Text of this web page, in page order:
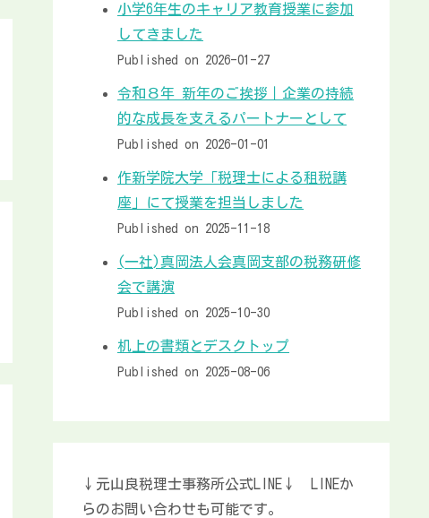
小学6年生のキャリア教育授業に参加
してきました
Published on 2026-01-27
令和８年 新年のご挨拶｜企業の持続
的な成長を支えるパートナーとして
Published on 2026-01-01
作新学院大学「税理士による租税講
座」にて授業を担当しました
Published on 2025-11-18
(一社)真岡法人会真岡支部の税務研修
会で講演
Published on 2025-10-30
机上の書類とデスクトップ
Published on 2025-08-06
↓元山良税理士事務所公式LINE↓ LINEか
らのお問い合わせも可能です。